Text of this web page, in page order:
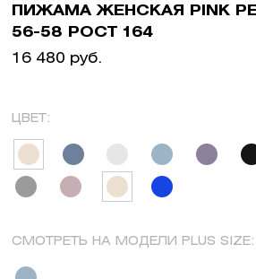
ПИЖАМА ЖЕНСКАЯ PINK
56-58 РОСТ 164
16 480 руб.
ЦВЕТ:
СМОТРЕТЬ НА МОДЕЛИ PLUS SIZE: